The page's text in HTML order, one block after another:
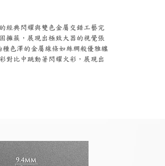
經典閃耀與雙色金屬交錯工藝完
擁簇，展現出極致大器的視覺張
色澤的金屬線條如絲綢般優雅纏
對比中跳動著閃耀火彩，展現出